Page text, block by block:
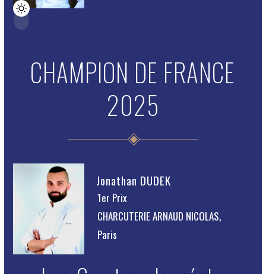
CHAMPION DE FRANCE
2025
Jonathan DUDEK
1er Prix
CHARCUTERIE ARNAUD NICOLAS,
Paris